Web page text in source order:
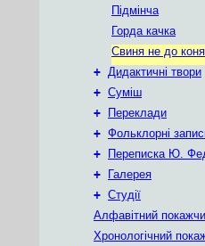
Підмінча
Горда качка
Свиня не до коня
+ Дидактичні твори
+ Суміш
+
Переклади
+ Фольклорні
+
Переписка Ю.
+
Галерея
+ Студії
Алфавітний
Хронологічний